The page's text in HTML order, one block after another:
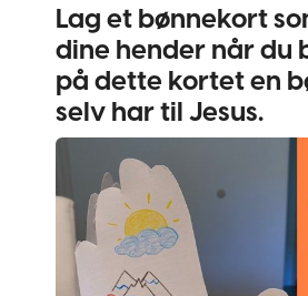
Lag et bønnekort
dine hender når du
på dette kortet en
selv har til Jesus.